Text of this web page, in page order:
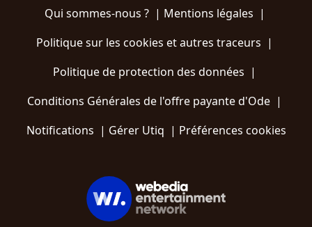
Qui sommes-nous ?| Mentions légales |
Politique sur les cookies et autres traceurs |
Politique de protection des données |
Conditions Générales de l'offre payante d'Ode |
Notifications | Gérer Utiq | Préférences cookies